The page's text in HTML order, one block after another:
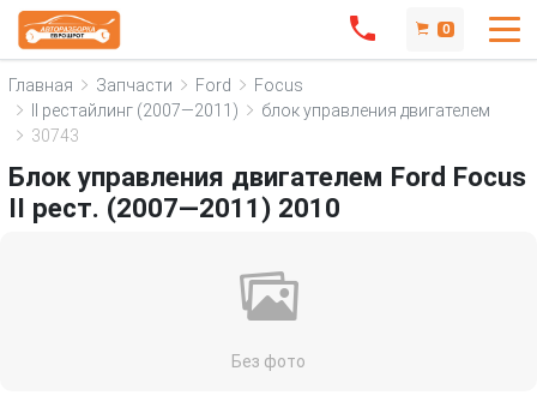
0
Главная Запчасти Ford
Focus
II рестайлинг (2007—2011)
блок управления двигателем
30743
Блок управления двигателем Ford Focus
II рест. (2007—2011) 2010
Без фото